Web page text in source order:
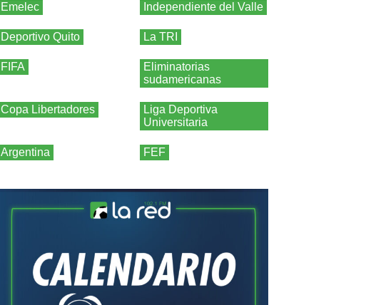
Emelec Independiente del Valle
Deportivo Quito La TRI
FIFA
Eliminatorias
sudamericanas
Copa Libertadores
Liga Deportiva
Universitaria
Argentina FEF